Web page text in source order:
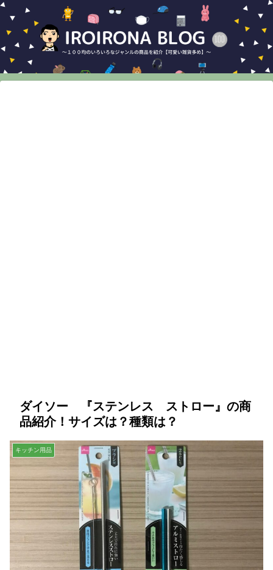
ダイソー 『ステンレス ストロー』の商
品紹介！サイズは？種類は？
キッチン用品